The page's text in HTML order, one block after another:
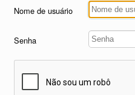
Nome de usuário
Senha